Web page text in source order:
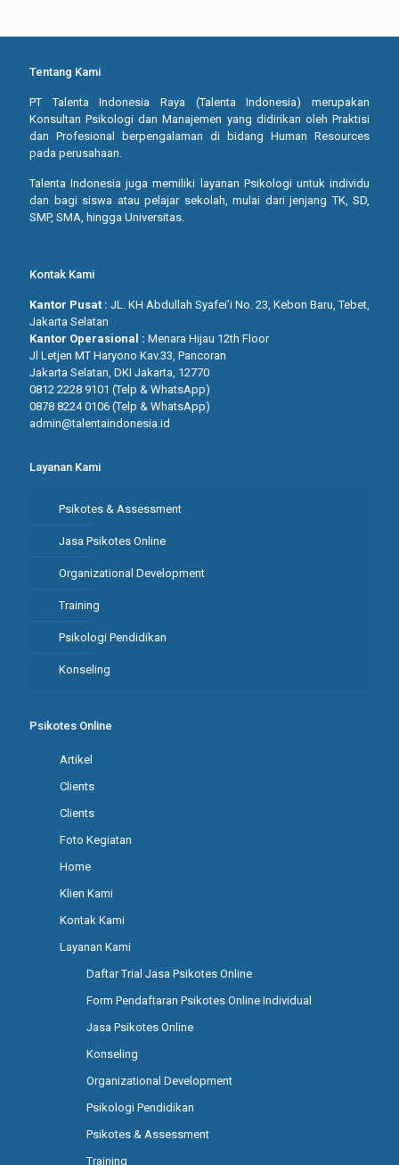
Tentang Kami
PT Talenta Indonesia Raya (Talenta Indonesia) merupakan
Konsultan Psikologi dan Manajemen yang didirikan oleh Praktisi
dan Profesional berpengalaman di bidang Human Resources
pada perusahaan.
Talenta Indonesia juga memiliki layanan Psikologi untuk individu
dan bagi siswa atau pelajar sekolah, mulai dari jenjang TK, SD,
SMP, SMA, hingga Universitas.
Kontak Kami
Kantor Pusat : JL. KH Abdullah Syafei’i No. 23, Kebon Baru, Tebet,
Jakarta Selatan
Kantor Operasional : Menara Hijau 12th Floor
Jl Letjen MT Haryono Kav.33, Pancoran
Jakarta Selatan, DKI Jakarta, 12770
0812 2228 9101 (Telp & WhatsApp)
0878 8224 0106 (Telp & WhatsApp)
admin@talentaindonesia.id
Layanan Kami
Psikotes & Assessment
Jasa Psikotes Online
Organizational Development
Training
Psikologi Pendidikan
Konseling
Psikotes Online
Artikel
Clients
Clients
Foto Kegiatan
Home
Klien Kami
Kontak Kami
Layanan Kami
Daftar Trial Jasa Psikotes Online
Form Pendaftaran Psikotes Online Individual
Jasa Psikotes Online
Konseling
Organizational Development
Psikologi Pendidikan
Psikotes & Assessment
Training